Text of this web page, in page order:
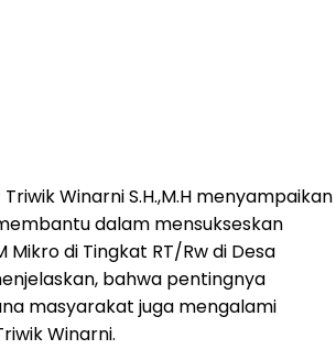
Winarni S.H.,M.H menyampaikan
dalam mensukseskan
di Tingkat RT/Rw di Desa
bahwa pentingnya
masyarakat juga mengalami
Winarni.